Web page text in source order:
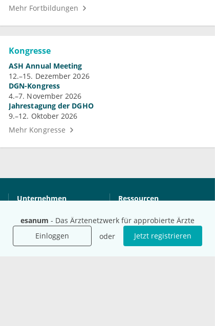
esanum - Das Ärztenetzwerk für approbierte Ärzte
Einloggen
oder Jetzt registrieren
Mehr Fortbildungen
Kongresse
ASH Annual Meeting
12.–15. Dezember 2026
DGN-Kongress
4.–7. November 2026
Jahrestagung der DGHO
9.–12. Oktober 2026
Mehr Kongresse
Unternehmen
Für Unternehmen
Für Agenturen
Mediadaten
Ressourcen
Hilfe